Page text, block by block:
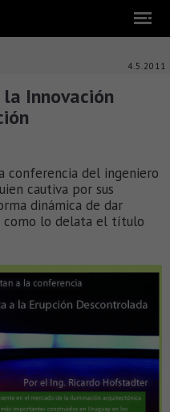
4.5.2011
la Innovación
conferencia del ingeniero
cautiva por sus
dinámica de dar
como lo delata el título